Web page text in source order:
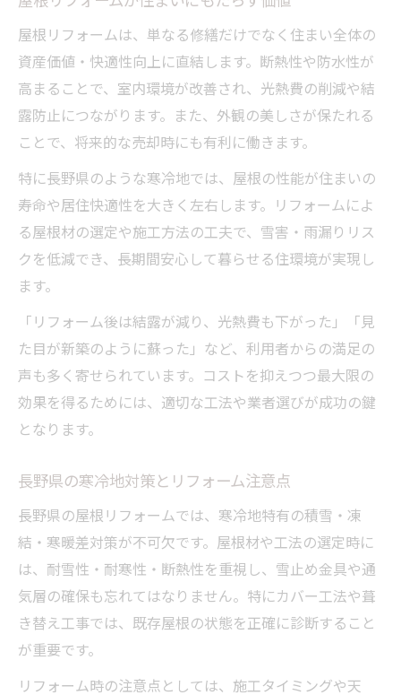
屋根リフォームは、単なる修繕だけでなく住まい全体の
資産価値・快適性向上に直結します。断熱性や防水性が
高まることで、室内環境が改善され、光熱費の削減や結
露防止につながります。また、外観の美しさが保たれる
ことで、将来的な売却時にも有利に働きます。
特に長野県のような寒冷地では、屋根の性能が住まいの
寿命や居住快適性を大きく左右します。リフォームによ
る屋根材の選定や施工方法の工夫で、雪害・雨漏りリス
クを低減でき、長期間安心して暮らせる住環境が実現し
ます。
「リフォーム後は結露が減り、光熱費も下がった」「見
た目が新築のように蘇った」など、利用者からの満足の
声も多く寄せられています。コストを抑えつつ最大限の
効果を得るためには、適切な工法や業者選びが成功の鍵
となります。
長野県の寒冷地対策とリフォーム注意点
長野県の屋根リフォームでは、寒冷地特有の積雪・凍
結・寒暖差対策が不可欠です。屋根材や工法の選定時に
は、耐雪性・耐寒性・断熱性を重視し、雪止め金具や通
気層の確保も忘れてはなりません。特にカバー工法や葺
き替え工事では、既存屋根の状態を正確に診断すること
が重要です。
リフォーム時の注意点としては、施工タイミングや天